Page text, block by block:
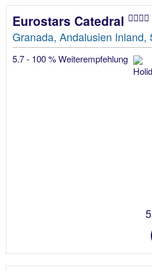
Eurostars Catedral
Granada, Andalusien Inland,
5.7 - 100 % Weiterempfehlung